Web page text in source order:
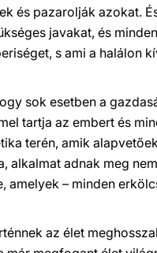
és pazarolják azokat.
javakat, és
s ami a halálon
sok esetben a
tartja az embert és
terén, amik
adnak meg
– minden
az élet